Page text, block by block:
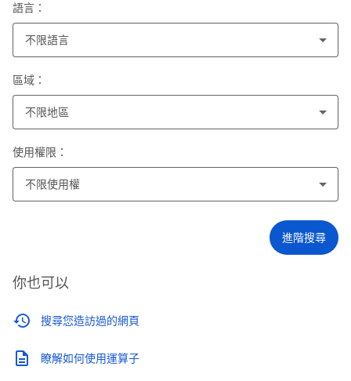
語言：
不限語言
區域：
不限地區
使用權限：
不限使用權
進階搜尋
你也可以
搜尋您造訪過的網頁
瞭解如何使用運算子